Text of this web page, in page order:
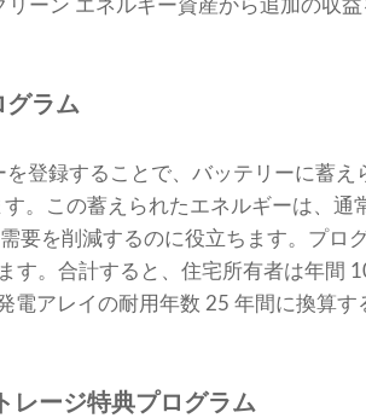
ーン エネルギー資産から追加の収益
グラム
登録することで、バッテリーに蓄え
。この蓄えられたエネルギーは、通
要を削減するのに役立ちます。プロ
す。合計すると、住宅所有者は年間
電アレイの耐用年数 25 年間に換算す
レージ特典プログラム